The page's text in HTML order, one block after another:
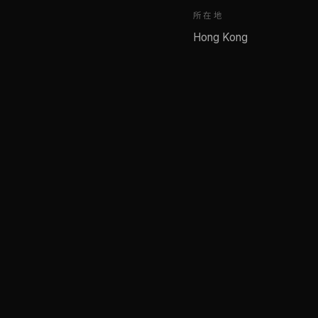
所在地
Hong Kong